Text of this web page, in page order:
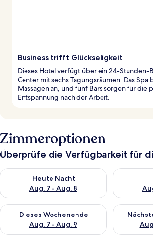
Business trifft Glückseligkeit
Dieses Hotel verfügt über ein 24-Stunden-
Center mit sechs Tagungsräumen. Das Spa
Massagen an, und fünf Bars sorgen für die
Entspannung nach der Arbeit.
Zimmeroptionen
Überprüfe die Verfügbarkeit für
Heute Nacht
Aug. 7 - Aug. 8
Überprüfe die Verfügbarkeit für heute
Überprüfe
Dieses Wochenende
Aug. 7 - Aug. 9
Überprüfe die Verfügbarkeit für dieses
Überprüfe